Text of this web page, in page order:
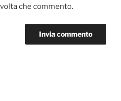
che commento.